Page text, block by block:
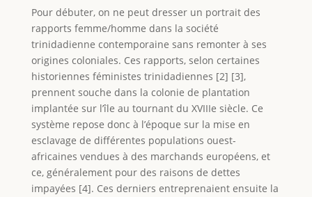
Pour débuter, on ne peut dresser un portrait des
rapports femme/homme dans la société
trinidadienne contemporaine sans remonter à ses
origines coloniales. Ces rapports, selon certaines
historiennes féministes trinidadiennes [2] [3],
prennent souche dans la colonie de plantation
implantée sur l’île au tournant du XVIIIe siècle. Ce
système repose donc à l’époque sur la mise en
esclavage de différentes populations ouest-
africaines vendues à des marchands européens, et
ce, généralement pour des raisons de dettes
impayées [4]. Ces derniers entreprenaient ensuite la